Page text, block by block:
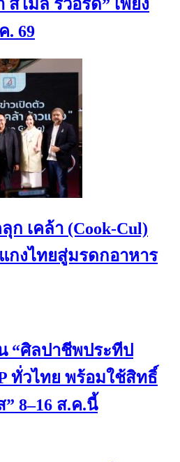
สไมล์ รีวอร์ด” เพียง
. 69
ก เคล้า (Cook-Cul)
กงไทยสู่มรดกอาหาร
“ศิลปาชีพประทีป
ทั่วไทย พร้อมใช้สิทธิ์
8–16 ส.ค.นี้